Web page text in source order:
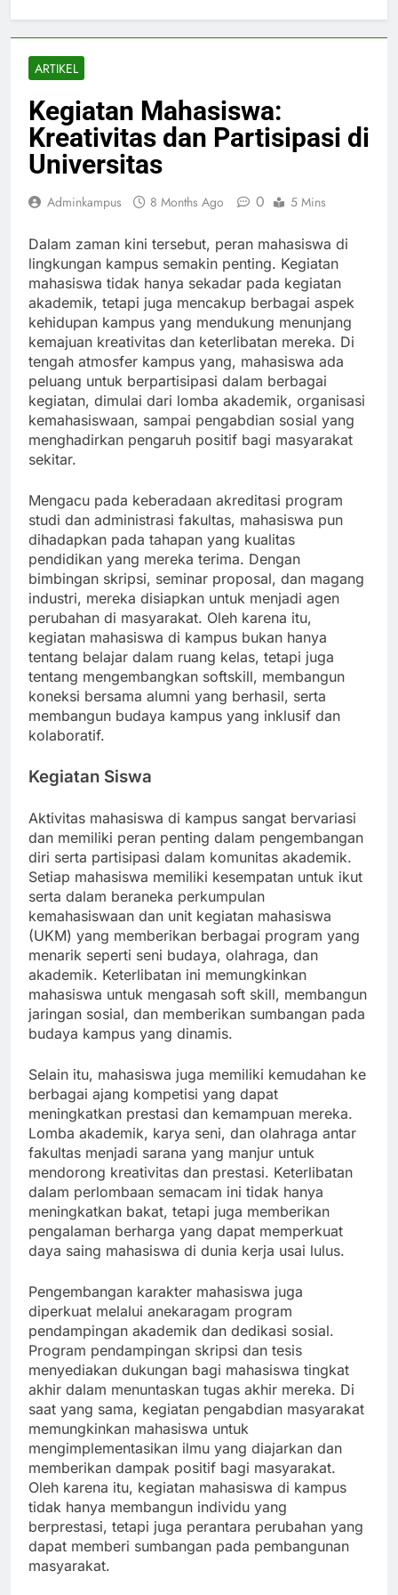
ARTIKEL
Kegiatan Mahasiswa:
Kreativitas dan Partisipasi di
Universitas
Adminkampus 8 Months Ago 0 5 Mins
Dalam zaman kini tersebut, peran mahasiswa di
lingkungan kampus semakin penting. Kegiatan
mahasiswa tidak hanya sekadar pada kegiatan
akademik, tetapi juga mencakup berbagai aspek
kehidupan kampus yang mendukung menunjang
kemajuan kreativitas dan keterlibatan mereka. Di
tengah atmosfer kampus yang, mahasiswa ada
peluang untuk berpartisipasi dalam berbagai
kegiatan, dimulai dari lomba akademik, organisasi
kemahasiswaan, sampai pengabdian sosial yang
menghadirkan pengaruh positif bagi masyarakat
sekitar.
Mengacu pada keberadaan akreditasi program
studi dan administrasi fakultas, mahasiswa pun
dihadapkan pada tahapan yang kualitas
pendidikan yang mereka terima. Dengan
bimbingan skripsi, seminar proposal, dan magang
industri, mereka disiapkan untuk menjadi agen
perubahan di masyarakat. Oleh karena itu,
kegiatan mahasiswa di kampus bukan hanya
tentang belajar dalam ruang kelas, tetapi juga
tentang mengembangkan softskill, membangun
koneksi bersama alumni yang berhasil, serta
membangun budaya kampus yang inklusif dan
kolaboratif.
Kegiatan Siswa
Aktivitas mahasiswa di kampus sangat bervariasi
dan memiliki peran penting dalam pengembangan
diri serta partisipasi dalam komunitas akademik.
Setiap mahasiswa memiliki kesempatan untuk ikut
serta dalam beraneka perkumpulan
kemahasiswaan dan unit kegiatan mahasiswa
(UKM) yang memberikan berbagai program yang
menarik seperti seni budaya, olahraga, dan
akademik. Keterlibatan ini memungkinkan
mahasiswa untuk mengasah soft skill, membangun
jaringan sosial, dan memberikan sumbangan pada
budaya kampus yang dinamis.
Selain itu, mahasiswa juga memiliki kemudahan ke
berbagai ajang kompetisi yang dapat
meningkatkan prestasi dan kemampuan mereka.
Lomba akademik, karya seni, dan olahraga antar
fakultas menjadi sarana yang manjur untuk
mendorong kreativitas dan prestasi. Keterlibatan
dalam perlombaan semacam ini tidak hanya
meningkatkan bakat, tetapi juga memberikan
pengalaman berharga yang dapat memperkuat
daya saing mahasiswa di dunia kerja usai lulus.
Pengembangan karakter mahasiswa juga
diperkuat melalui anekaragam program
pendampingan akademik dan dedikasi sosial.
Program pendampingan skripsi dan tesis
menyediakan dukungan bagi mahasiswa tingkat
akhir dalam menuntaskan tugas akhir mereka. Di
saat yang sama, kegiatan pengabdian masyarakat
memungkinkan mahasiswa untuk
mengimplementasikan ilmu yang diajarkan dan
memberikan dampak positif bagi masyarakat.
Oleh karena itu, kegiatan mahasiswa di kampus
tidak hanya membangun individu yang
berprestasi, tetapi juga perantara perubahan yang
dapat memberi sumbangan pada pembangunan
masyarakat.